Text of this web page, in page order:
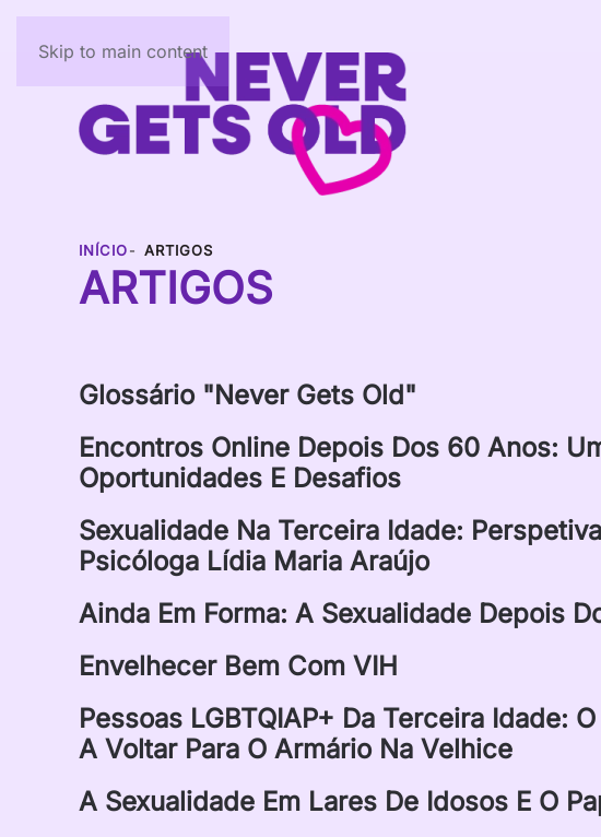
Skip to main content
INÍCIO ARTIGOS
ARTIGOS
Glossário "Never Gets Old"
Encontros Online Depois Dos 60 Anos:
Oportunidades E Desafios
Sexualidade Na Terceira Idade:
Psicóloga Lídia Maria Araújo
Ainda Em Forma: A Sexualidade Depois
Envelhecer Bem Com VIH
Pessoas LGBTQIAP+ Da Terceira Idade:
A Voltar Para O Armário Na Velhice
A Sexualidade Em Lares De Idosos E O